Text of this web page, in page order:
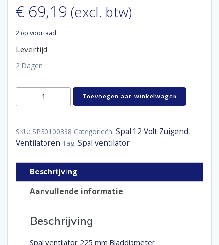
€ 69,19 (excl. btw)
2 op voorraad
Levertijd
2 Dagen
Spal
ventilator
aantal
Toevoegen aan winkelwagen
SKU: SP30100338 Categorieën: Spal 12 Volt Zuigend,
Ventilatoren Tag: Spal ventilator
Beschrijving
Aanvullende informatie
Beschrijving
Spal ventilator 225 mm Bladdiameter